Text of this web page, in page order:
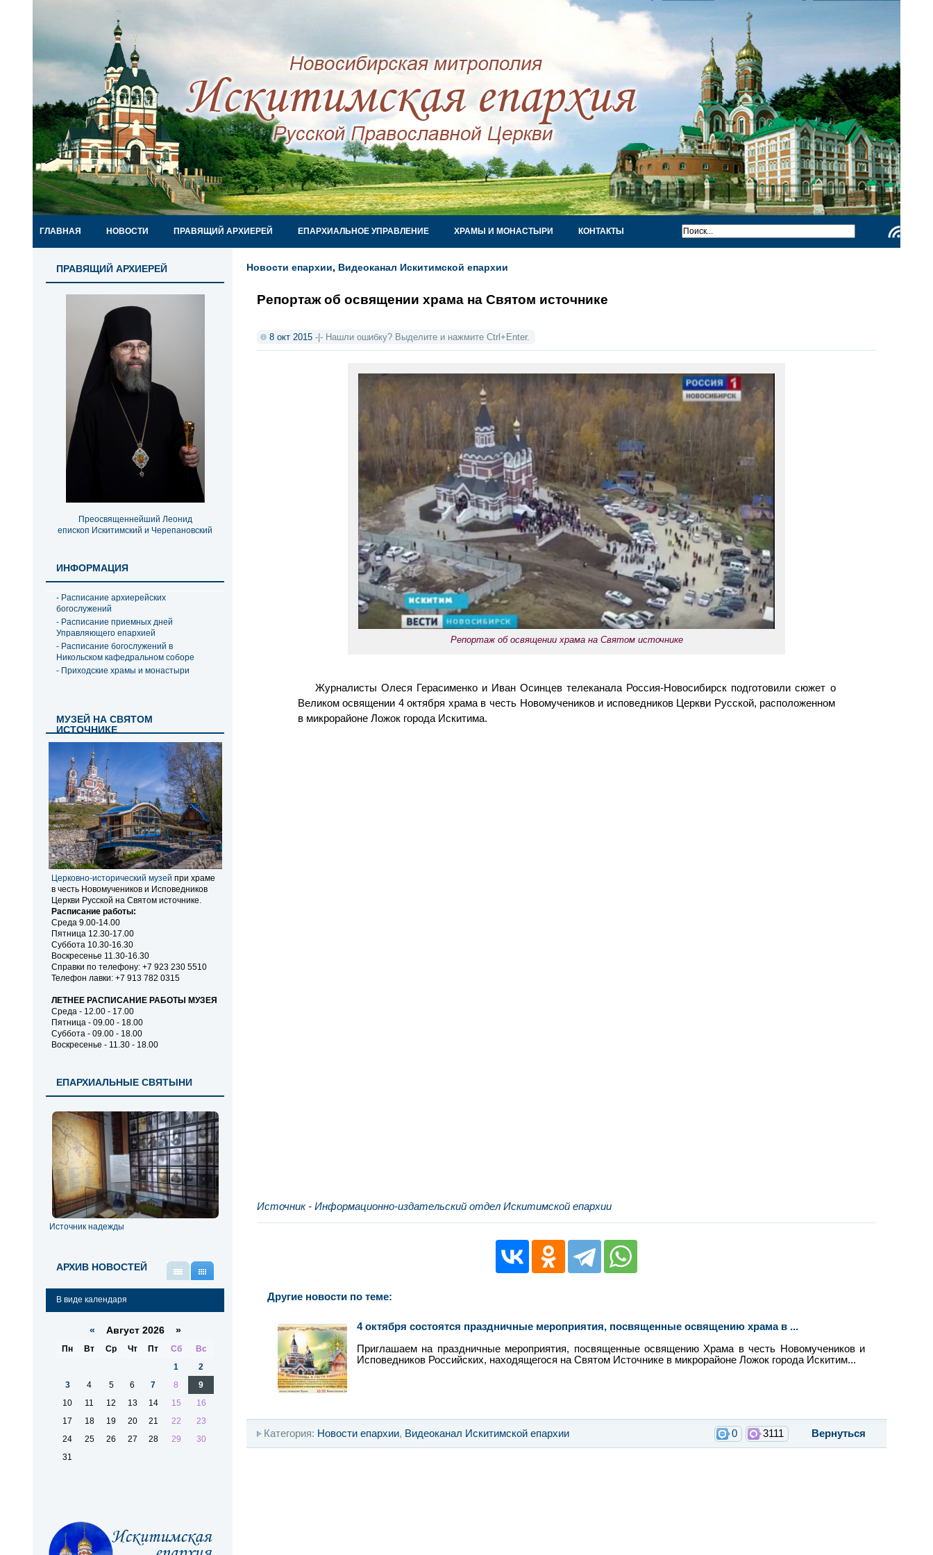
ГЛАВНАЯ НОВОСТИ ПРАВЯЩИЙ АРХИЕРЕЙ ЕПАРХИАЛЬНОЕ УПРАВЛЕНИЕ ХРАМЫ И МОНАСТЫРИ
КОНТАКТЫ
ПРАВЯЩИЙ АРХИЕРЕЙ
Преосвященнейший Леонид
епископ Искитимский и Черепановский
ИНФОРМАЦИЯ
- Расписание архиерейских
богослужений
- Расписание приемных дней
Управляющего епархией
- Расписание богослужений в
Никольском кафедральном соборе
- Приходские храмы и монастыри
МУЗЕЙ НА СВЯТОМ
ИСТОЧНИКЕ
Церковно-исторический музей при храме
в честь Новомучеников и Исповедников
Церкви Русской на Святом источнике.
Расписание работы:
Среда 9.00-14.00
Пятница 12.30-17.00
Суббота 10.30-16.30
Воскресенье 11.30-16.30
Справки по телефону: +7 923 230 5510
Телефон лавки: +7 913 782 0315
ЛЕТНЕЕ РАСПИСАНИЕ РАБОТЫ МУЗЕЯ
Среда - 12.00 - 17.00
Пятница - 09.00 - 18.00
Суббота - 09.00 - 18.00
Воскресенье - 11.30 - 18.00
ЕПАРХИАЛЬНЫЕ СВЯТЫНИ
Источник надежды
АРХИВ НОВОСТЕЙ
В виде календаря
« Август 2026 »
Пн Вт Ср Чт Пт Сб
Вс
1
2
3
4 5 6 7 8
9
10
11 12 13 14 15
16
17
18 19 20 21 22
23
24
25 26 27 28 29
30
31
Новости епархии, Видеоканал Искитимской епархии
Репортаж об освящении храма на Святом источнике
8 окт 2015 -|- Нашли ошибку? Выделите и нажмите Ctrl+Enter.
Репортаж об освящении храма на Святом источнике
Журналисты Олеся Герасименко и Иван Осинцев телеканала Россия-Новосибирск подготовили сюжет о
Великом освящении 4 октября храма в честь Новомучеников и исповедников Церкви Русской, расположенном
в микрорайоне Ложок города Искитима.
Источник - Информационно-издательский отдел Искитимской епархии
Другие новости по теме:
4 октября состоятся праздничные мероприятия, посвященные освящению храма в ...
Приглашаем на праздничные мероприятия, посвященные освящению Храма в честь Новомучеников и
Исповедников Российских, находящегося на Святом Источнике в микрорайоне Ложок города Искитим...
Вернуться
3111
0
Категория: Новости епархии, Видеоканал Искитимской епархии